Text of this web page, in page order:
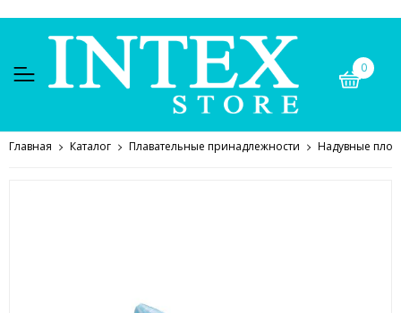
0
Главная Каталог Плавательные принадлежности Надувные